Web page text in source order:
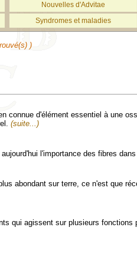
Nouvelles d'Advitae
Syndromes et maladies
)
connue d'élément essentiel à une
(suite...)
l'importance des fibres
abondant sur terre, ce n'est que
qui agissent sur plusieurs fonctions